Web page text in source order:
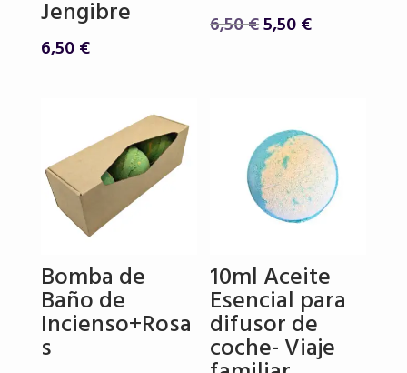
Jengibre
6,50€
6,50€El
5,50€El
Bomba de
Baño de
Incienso+Rosa
s
10ml Aceite
Esencial para
difusor de
coche- Viaje